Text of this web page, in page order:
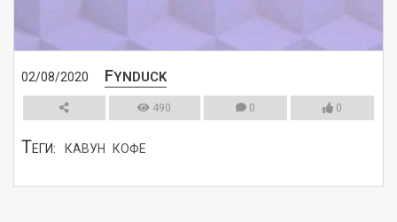
02/08/2020 FYNDUCK
490 0 0
ТЕГИ: КАВУН КОФЕ